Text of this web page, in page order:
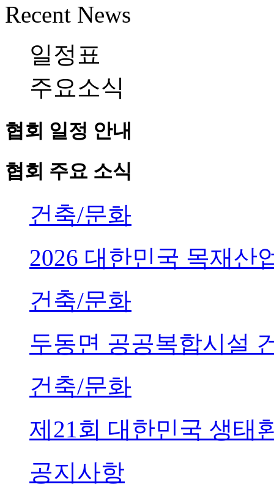
Recent News
일정표
주요소식
협회 일정 안내
협회 주요 소식
건축/문화
2026 대한민국 목재산
건축/문화
두동면 공공복합시설
건축/문화
제21회 대한민국 생태
공지사항